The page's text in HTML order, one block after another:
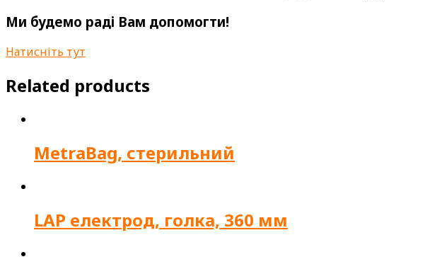
Ми будемо раді Вам допомогти!
Натисніть тут
Related products
MetraBag, стерильний
LAP електрод, голка, 360 мм